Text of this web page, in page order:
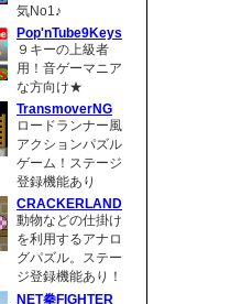
気No1♪
Pop'nTube9Keys
９キーの上級者
用！音ゲーマニア
な方向け★
TransmoverNG
ロードランナー風
アクションパズル
ゲーム！ステージ
登録機能あり
CRACKERLAND
動物などの仕掛け
を利用するアナロ
グパズル。ステー
ジ登録機能あり！
NET拳FIGHTER